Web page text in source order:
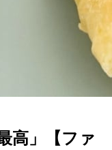
高」【ファ